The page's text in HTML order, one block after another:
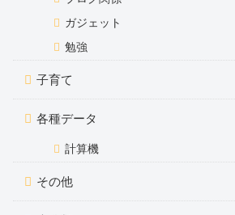
ガジェット
勉強
子育て
各種データ
計算機
その他